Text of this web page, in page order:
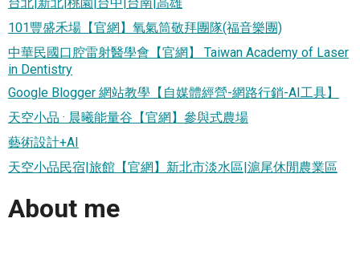
101豐盛禾場【官網】氧氣筒敬拜團隊(福音樂團)
中華民國口腔雷射醫學會【官網】 Taiwan Academy of Laser
in Dentistry
Google Blogger 網站教學【自媒體經營-網路行銷-AI工具】
天空小品 · 晨曦能量谷【官網】參與式農場
藝術設計+AI
天空小品民宿|旅館【官網】新北市淡水區|滬尾休閒農業區
About me